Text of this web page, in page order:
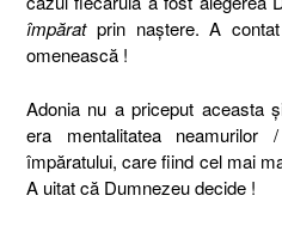
împăratprin naştere. A
omenească !
Adonia nu a priceput aceasta
era mentalitatea
împăratului, care fiind cel mai
A uitat că Dumnezeu decide !